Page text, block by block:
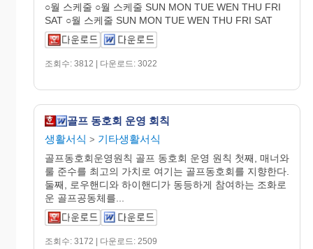
○월 스케줄 ○월 스케줄 SUN MON TUE WEN THU FRI
SAT ○월 스케줄 SUN MON TUE WEN THU FRI SAT
조회수: 3812 | 다운로드: 3022
골프 동호회 운영 회칙
생활서식 > 기타생활서식
골프동호회운영원칙 골프 동호회 운영 원칙 첫째, 매너와
룰 준수를 최고의 가치로 여기는 골프동호회를 지향한다.
둘째, 로우핸디와 하이핸디가 동등하게 참여하는 조화로
운 골프공동체를...
조회수: 3172 | 다운로드: 2509